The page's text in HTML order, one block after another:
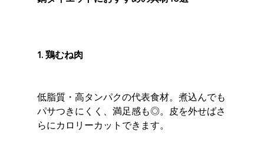
1. 鶏むね肉
低脂質・高タンパクの代表食材。煮込んでも
パサつきにくく、満足感も◎。皮を外せばさ
らにカロリーカットできます。